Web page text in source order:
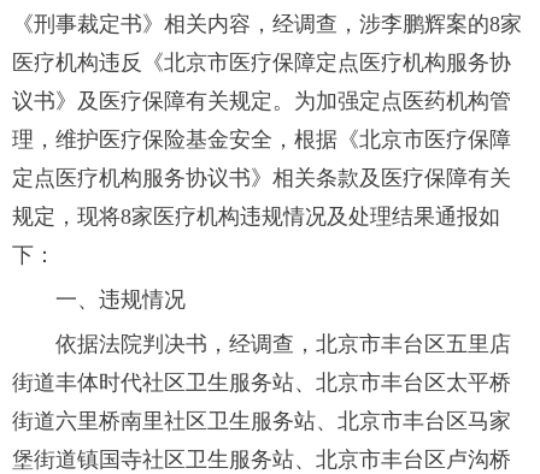
《刑事裁定书》相关内容，经调查，涉李鹏辉案的8家
医疗机构违反《北京市医疗保障定点医疗机构服务协
议书》及医疗保障有关规定。为加强定点医药机构管
理，维护医疗保险基金安全，根据《北京市医疗保障
定点医疗机构服务协议书》相关条款及医疗保障有关
规定，现将8家医疗机构违规情况及处理结果通报如
下：
一、违规情况
依据法院判决书，经调查，北京市丰台区五里店
街道丰体时代社区卫生服务站、北京市丰台区太平桥
街道六里桥南里社区卫生服务站、北京市丰台区马家
堡街道镇国寺社区卫生服务站、北京市丰台区卢沟桥